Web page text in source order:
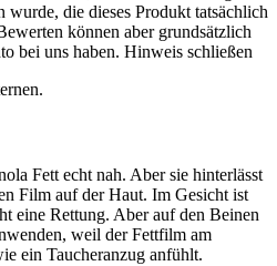
wurde, die dieses Produkt tatsächlich
können aber grundsätzlich
bei uns haben. Hinweis schließen
Fett echt nah. Aber sie hinterlässt
Film auf der Haut. Im Gesicht ist
eine Rettung. Aber auf den Beinen
weil der Fettfilm am
ein Taucheranzug anfühlt.